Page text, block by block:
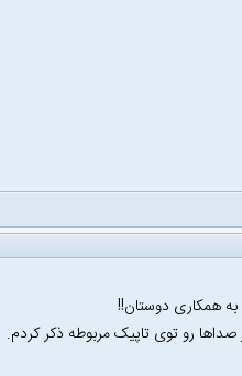
به همکاری دوستان!!
رو توی تاپیک مربوطه ذکر کردم.